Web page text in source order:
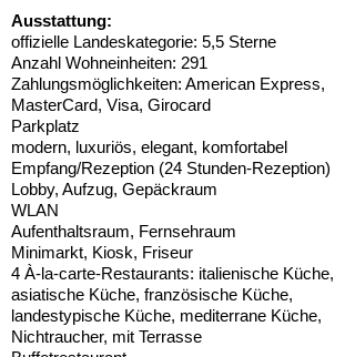
Ausstattung:
offizielle Landeskategorie: 5,5 Sterne
Anzahl Wohneinheiten: 291
Zahlungsmöglichkeiten: American Express,
MasterCard, Visa, Girocard
Parkplatz
modern, luxuriös, elegant, komfortabel
Empfang/Rezeption (24 Stunden-Rezeption)
Lobby, Aufzug, Gepäckraum
WLAN
Aufenthaltsraum, Fernsehraum
Minimarkt, Kiosk, Friseur
4 À-la-carte-Restaurants: italienische Küche,
asiatische Küche, französische Küche,
landestypische Küche, mediterrane Küche,
Nichtraucher, mit Terrasse